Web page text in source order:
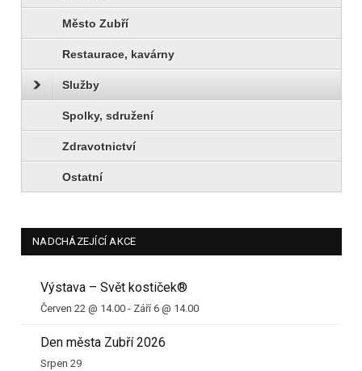
Město Zubří
Restaurace, kavárny
Služby
Spolky, sdružení
Zdravotnictví
Ostatní
NADCHÁZEJÍCÍ AKCE
Výstava – Svět kostiček®
Červen 22 @ 14.00 - Září 6 @ 14.00
Den města Zubří 2026
Srpen 29